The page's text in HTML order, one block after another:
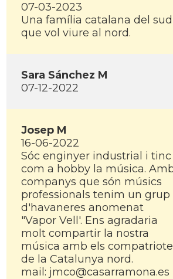
07-03-2023
Una famí­lia catalana del sud
que vol viure al nord.
Sara Sánchez M
07-12-2022
Josep M
16-06-2022
Sóc enginyer industrial i tinc
com a hobby la música.
companys que són músics
professionals tenim un grup
d'havaneres anomenat
"Vapor Vell'. Ens agradaria
molt compartir la nostra
música amb els
de la Catalunya nord.
mail: jmco@casarramona.es